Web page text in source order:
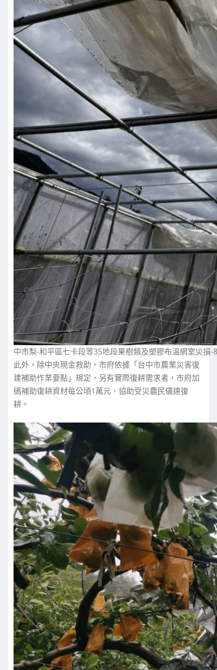
中市梨-和平區七卡段等35地段果樹類及塑膠布溫網室災損-
此外，除中央現金救助，市府依據「台中市農業災害復
建補助作業要點」規定，另有實際復耕需求者，市府加
碼補助復耕資材每公頃1萬元，協助受災農民儘速復
耕。